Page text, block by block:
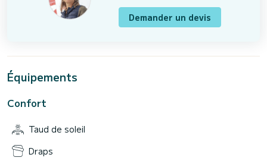
Demander un devis
Équipements
Confort
Taud de soleil
Draps